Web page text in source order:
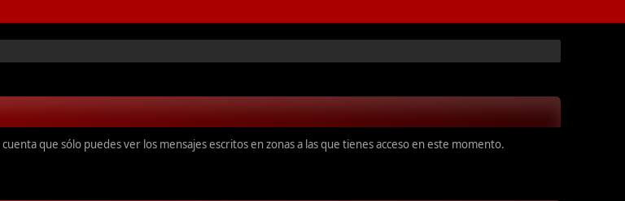
que sólo puedes ver los mensajes escritos en zonas a las que tienes acceso en este momento.